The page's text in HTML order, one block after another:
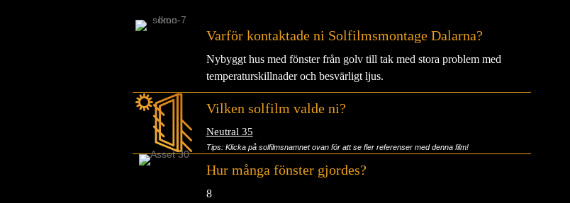
Varför kontaktade ni Solfilmsmontage Dalarna?
Nybyggt hus med fönster från golv till tak med stora problem med
temperaturskillnader och besvärligt ljus.
Vilken solfilm valde ni?
Neutral 35
Tips: Klicka på solfilmsnamnet ovan för att se fler referenser med denna film!
Hur många fönster gjordes?
8